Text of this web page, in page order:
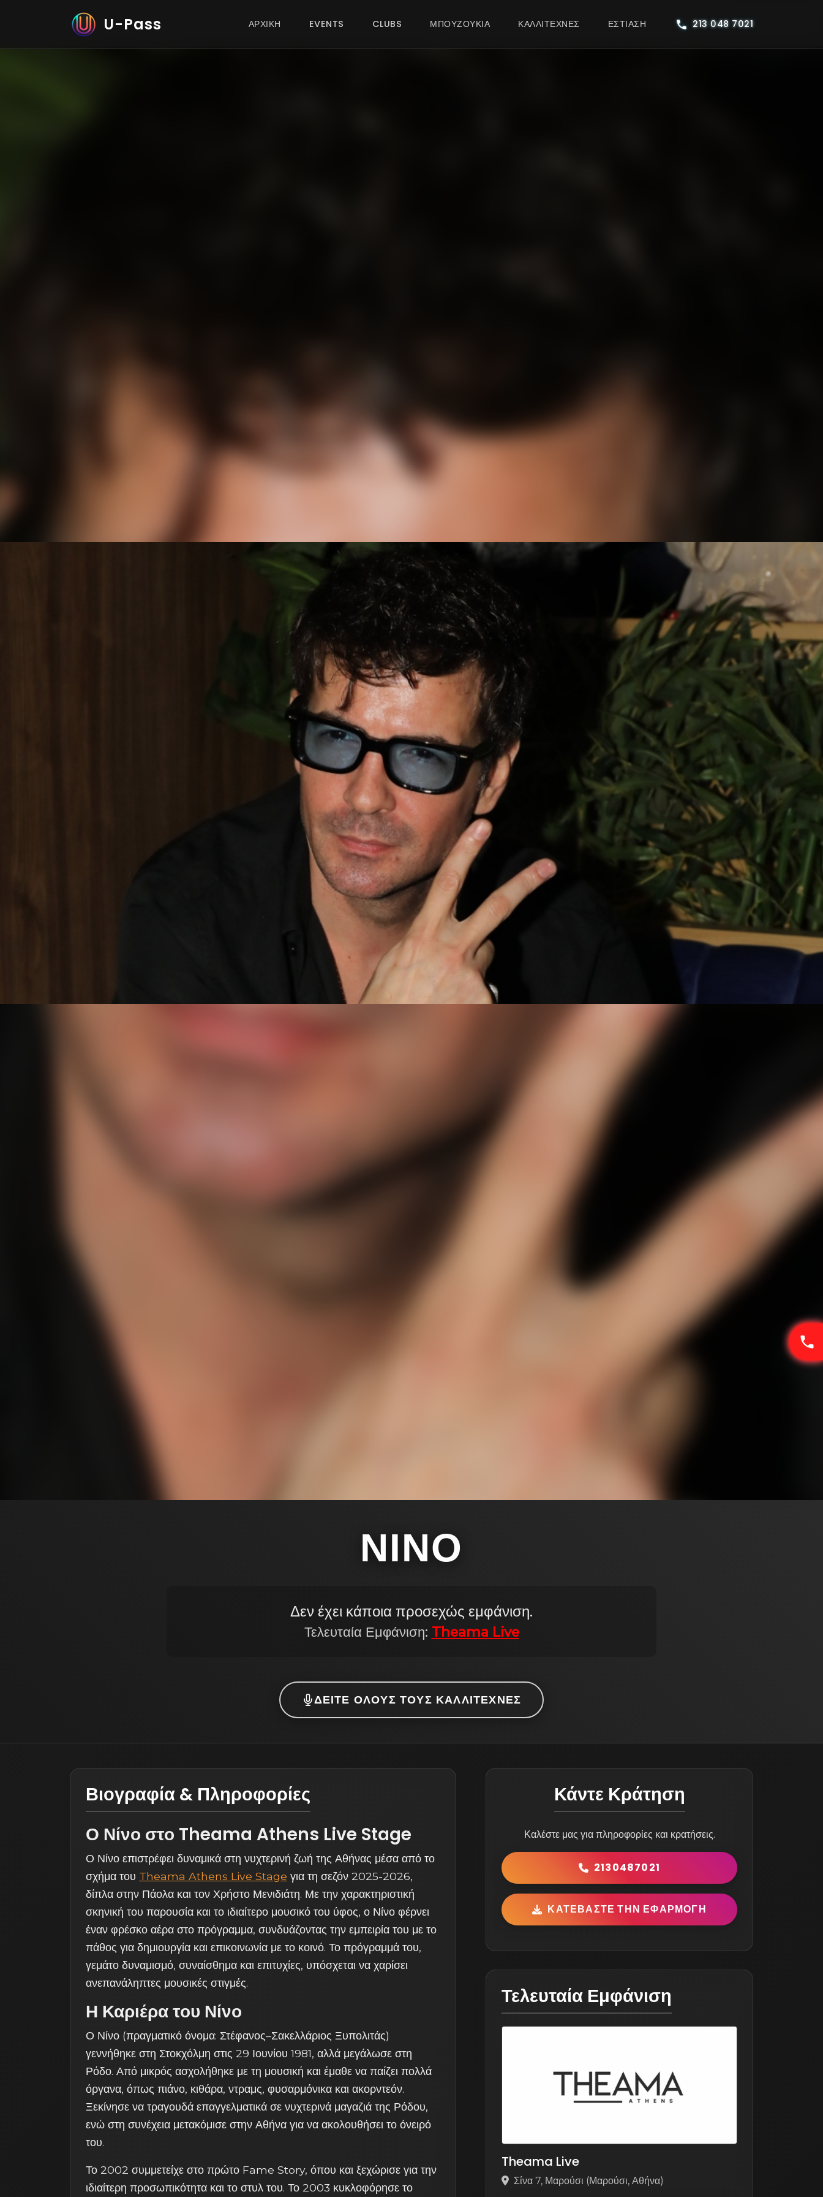
U-Pass ΑΡΧΙΚΗ EVENTS CLUBS ΜΠΟΥΖΟΥΚΙΑ ΚΑΛΛΙΤΕΧΝΕΣ ΕΣΤΊΑΣΗ 213 048 7021
ΝΊΝΟ
Δεν έχει κάποια προσεχώς εμφάνιση.
Τελευταία Εμφάνιση: Theama Live
ΔΕΊΤΕ ΌΛΟΥΣ ΤΟΥΣ ΚΑΛΛΙΤΈΧΝΕΣ
Βιογραφία & Πληροφορίες
Ο Νίνο στο Theama Athens Live Stage
Ο Νίνο επιστρέφει δυναμικά στη νυχτερινή ζωή της Αθήνας μέσα από το
σχήμα του Theama Athens Live Stage για τη σεζόν 2025-2026,
δίπλα στην Πάολα και τον Χρήστο Μενιδιάτη. Με την χαρακτηριστική
σκηνική του παρουσία και το ιδιαίτερο μουσικό του ύφος, ο Νίνο φέρνει
έναν φρέσκο αέρα στο πρόγραμμα, συνδυάζοντας την εμπειρία του με το
πάθος για δημιουργία και επικοινωνία με το κοινό. Το πρόγραμμά του,
γεμάτο δυναμισμό, συναίσθημα και επιτυχίες, υπόσχεται να χαρίσει
ανεπανάληπτες μουσικές στιγμές.
Η Καριέρα του Νίνο
Ο Νίνο (πραγματικό όνομα: Στέφανος–Σακελλάριος Ξυπολιτάς)
γεννήθηκε στη Στοκχόλμη στις 29 Ιουνίου 1981, αλλά μεγάλωσε στη
Ρόδο. Από μικρός ασχολήθηκε με τη μουσική και έμαθε να παίζει πολλά
όργανα, όπως πιάνο, κιθάρα, ντραμς, φυσαρμόνικα και ακορντεόν.
Ξεκίνησε να τραγουδά επαγγελματικά σε νυχτερινά μαγαζιά της Ρόδου,
ενώ στη συνέχεια μετακόμισε στην Αθήνα για να ακολουθήσει το όνειρό
του.
Το 2002 συμμετείχε στο πρώτο Fame Story, όπου και ξεχώρισε για την
ιδιαίτερη προσωπικότητα και το στυλ του. Το 2003 κυκλοφόρησε το
Κάντε Κράτηση
Καλέστε μας για πληροφορίες και κρατήσεις.
2130487021
ΚΑΤΕΒΆΣΤΕ ΤΗΝ ΕΦΑΡΜΟΓΉ
Τελευταία Εμφάνιση
Theama Live
Σίνα 7, Μαρούσι (Μαρούσι, Αθήνα)